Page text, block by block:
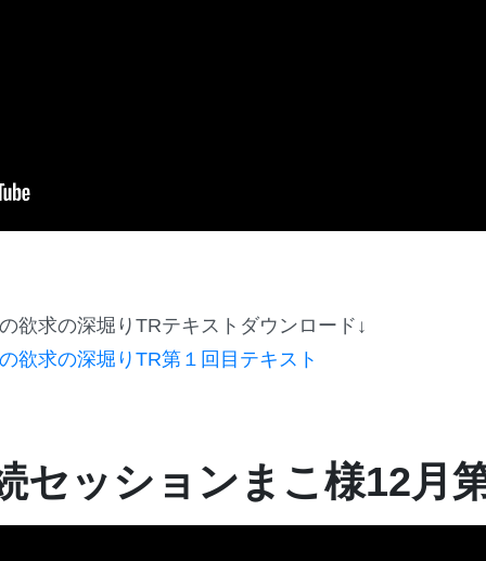
欲求の深堀りTRテキストダウンロード↓
欲求の深堀りTR第１回目テキスト
セッションまこ様12月